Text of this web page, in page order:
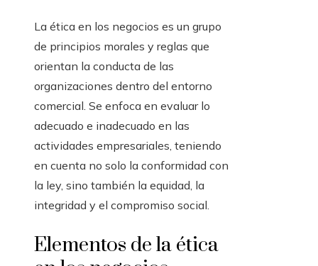
La ética en los negocios es un grupo
de principios morales y reglas que
orientan la conducta de las
organizaciones dentro del entorno
comercial. Se enfoca en evaluar lo
adecuado e inadecuado en las
actividades empresariales, teniendo
en cuenta no solo la conformidad con
la ley, sino también la equidad, la
integridad y el compromiso social.
Elementos de la ética